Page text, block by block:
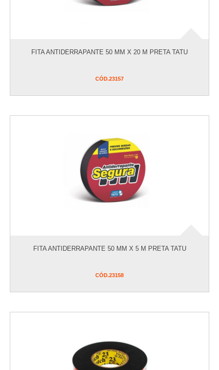
FITA ANTIDERRAPANTE 50 MM X 20 M PRETA TATU
CÓD.23157
FITA ANTIDERRAPANTE 50 MM X 5 M PRETA TATU
CÓD.23158